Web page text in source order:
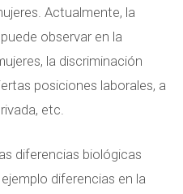
Actualmente, la
observar en la
la discriminación
posiciones laborales, a
etc.
diferencias biológicas
diferencias en la